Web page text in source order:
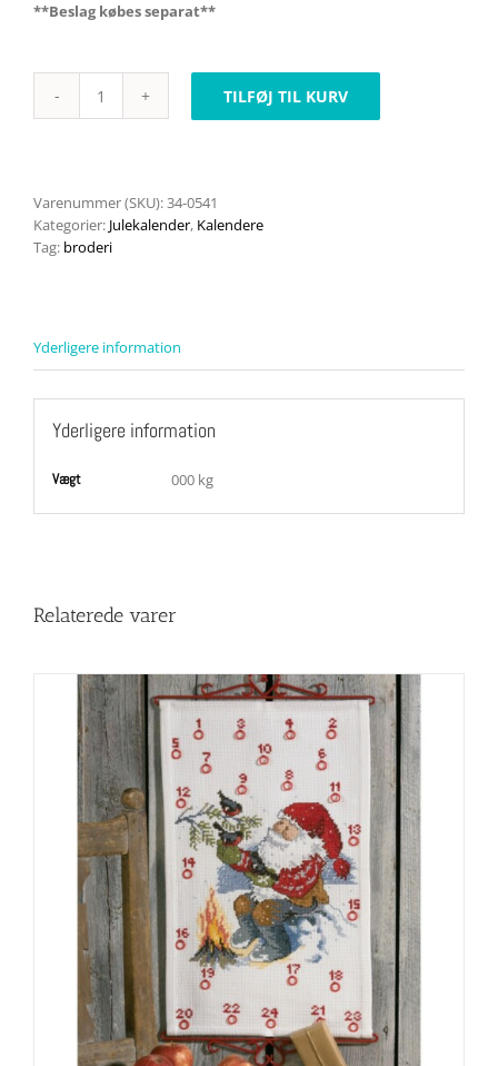
**Beslag købes separat**
Julemand
0541
antal
TILFØJ TIL KURV
Varenummer (SKU):34-0541
Kategorier: Julekalender, Kalendere
Tag: broderi
Yderligere information
Yderligere information
Vægt 000 kg
Relaterede varer